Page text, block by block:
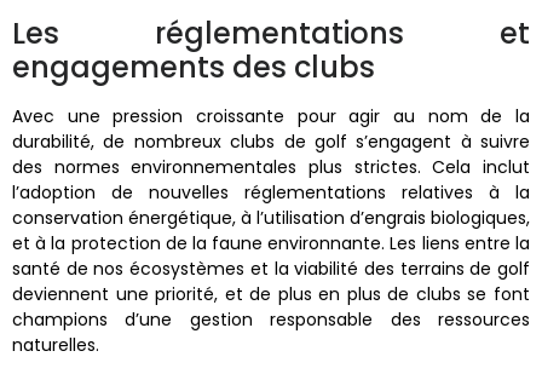
Les réglementations et
engagements des clubs
Avec une pression croissante pour agir au nom de la
durabilité, de nombreux clubs de golf s’engagent à suivre
des normes environnementales plus strictes. Cela inclut
l’adoption de nouvelles réglementations relatives à la
conservation énergétique, à l’utilisation d’engrais biologiques,
et à la protection de la faune environnante. Les liens entre la
santé de nos écosystèmes et la viabilité des terrains de golf
deviennent une priorité, et de plus en plus de clubs se font
champions d’une gestion responsable des ressources
naturelles.